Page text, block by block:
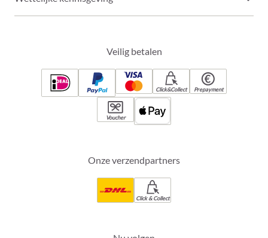
Veilig betalen
Click&Collect Prepayment
Voucher
Onze verzendpartners
Click & Collect